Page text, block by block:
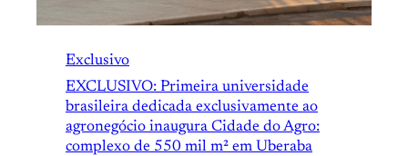
Exclusivo
EXCLUSIVO: Primeira universidade
brasileira dedicada exclusivamente ao
agronegócio inaugura Cidade do Agro:
complexo de 550 mil m² em Uberaba